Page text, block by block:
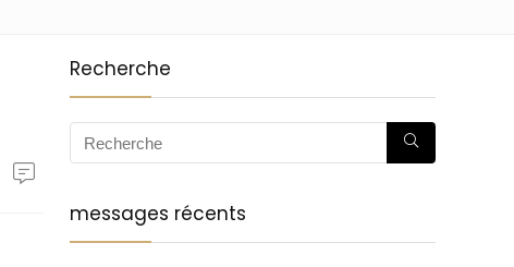
Recherche
messages récents